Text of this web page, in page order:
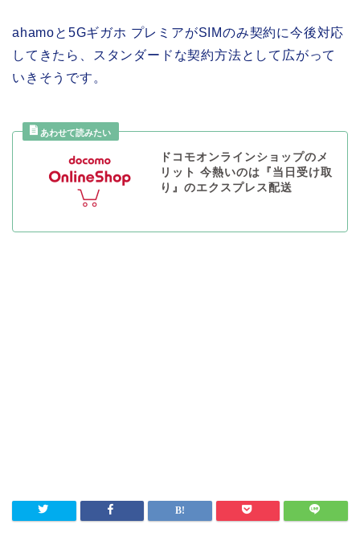
ahamoと5Gギガホ プレミアがSIMのみ契約に今後対応
してきたら、スタンダードな契約方法として広がって
いきそうです。
ドコモオンラインショップのメ
リット 今熱いのは『当日受け取
り』のエクスプレス配送